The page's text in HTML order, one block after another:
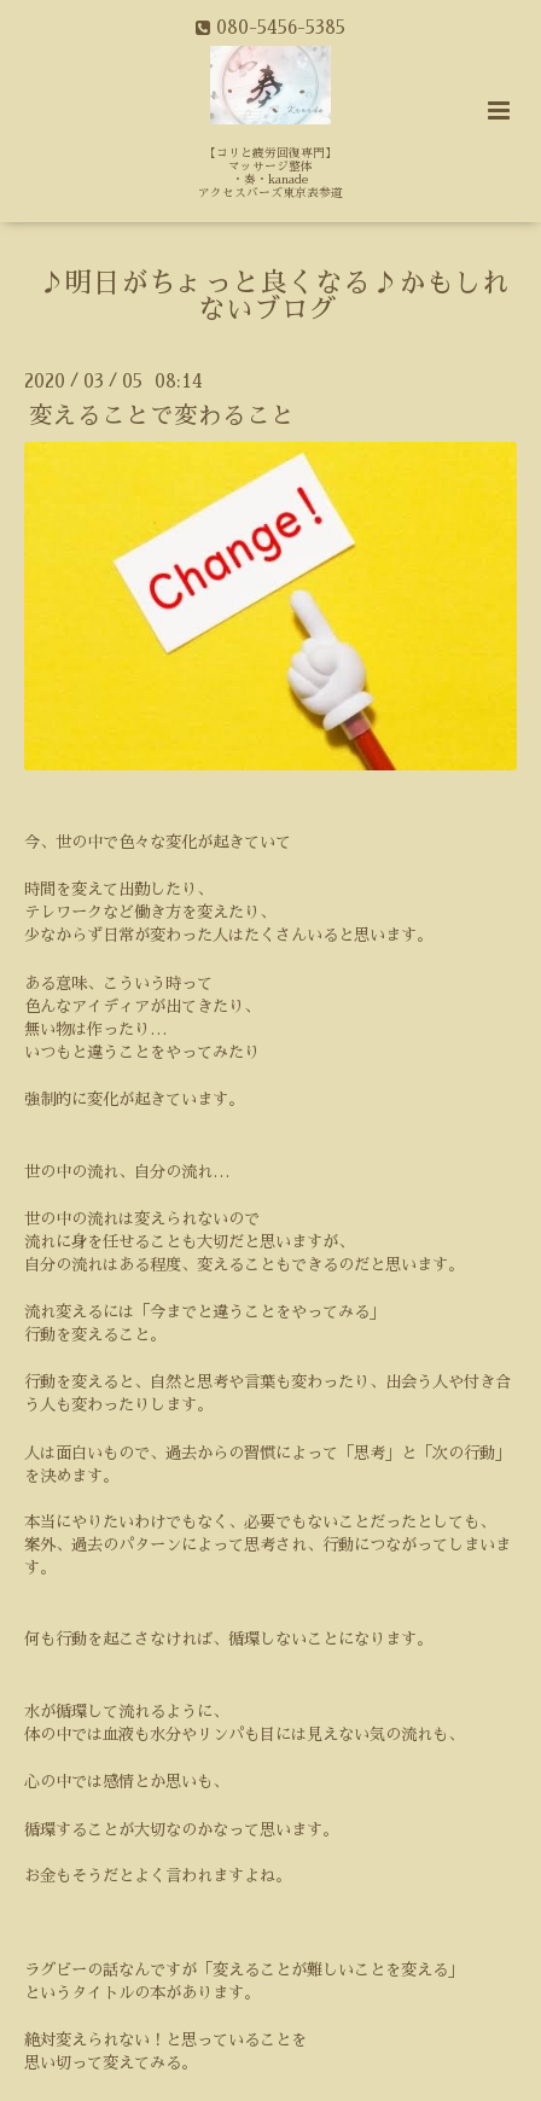
080-5456-5385
【コリと疲労回復専門】
マッサージ整体
・奏・kanade
アクセスバーズ東京表参道
♪明日がちょっと良くなる♪かもしれ
ないブログ
2020 / 03 / 05 08:14
変えることで変わること
今、世の中で色々な変化が起きていて
時間を変えて出勤したり、
テレワークなど働き方を変えたり、
少なからず日常が変わった人はたくさんいると思います。
ある意味、こういう時って
色んなアイディアが出てきたり、
無い物は作ったり …
いつもと違うことをやってみたり
強制的に変化が起きています。
世の中の流れ、自分の流れ
世の中の流れは変えられないので
流れに身を任せることも大切だと思いますが、
自分の流れはある程度、変えることもできるのだと思います。
流れ変えるには「今までと違うことをやってみる」
行動を変えること。
行動を変えると、自然と思考や言葉も変わったり、出会う人や付き合
う人も変わったりします。
人は面白いもので、過去からの習慣によって「思考」と「次の行動」
を決めます。
本当にやりたいわけでもなく、必要でもないことだったとしても、
案外、過去のパターンによって思考され、行動につながってしまいま
す。
何も行動を起こさなければ、循環しないことになります。
水が循環して流れるように、
体の中では血液も水分やリンパも目には見えない気の流れも、
心の中では感情とか思いも、
循環することが大切なのかなって思います。
お金もそうだとよく言われますよね。
ラグビーの話なんですが「変えることが難しいことを変える」
というタイトルの本があります。
絶対変えられない！と思っていることを
思い切って変えてみる。